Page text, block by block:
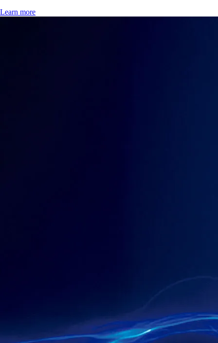
Learn more